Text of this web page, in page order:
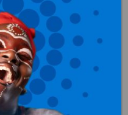
(production,